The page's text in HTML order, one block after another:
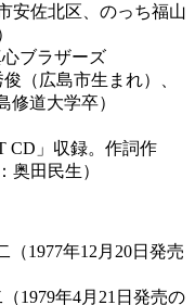
安佐北区、のっち福山
ブラザーズ
（広島市生まれ）、
道大学卒）
CD」収録。作詞作
奥田民生）
1977年12月20日発売
1979年4月21日発売の